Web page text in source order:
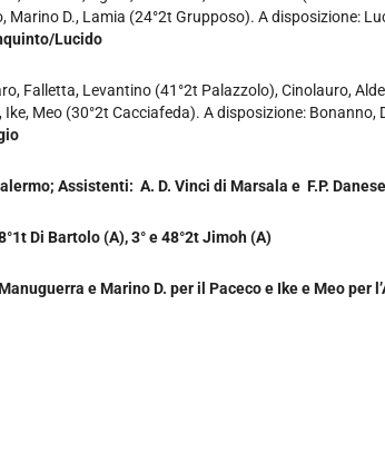
Marino D., Lamia (24°2t Grupposo). A disposizione:
Lucido
Falletta, Levantino (41°2t Palazzolo), Cinolauro,
Meo (30°2t Cacciafeda). A disposizione: Bonanno,
Assistenti: A. D. Vinci di Marsala e F.P.
Di Bartolo (A), 3° e 48°2t Jimoh (A)
e Marino D. per il Paceco e Ike e Meo per